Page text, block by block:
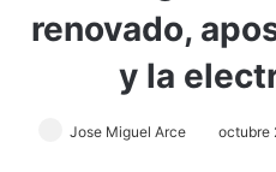
renovado,
y la
Jose Miguel Arce octubre